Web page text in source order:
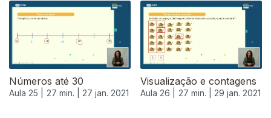
Números até 30
Aula 25 | 27 min. | 27 jan. 2021
Visualização e contagens
Aula 26 | 27 min. | 29 jan. 2021